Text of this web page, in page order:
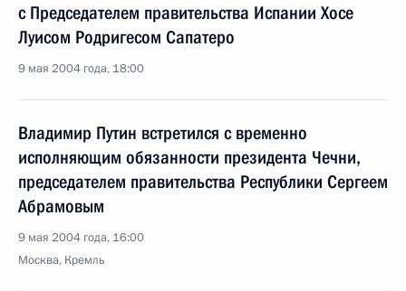
с Председателем правительства Испании Хосе
Луисом Родригесом Сапатеро
9 мая 2004 года, 18:00
Владимир Путин встретился с временно
исполняющим обязанности президента Чечни,
председателем правительства Республики Сергеем
Абрамовым
9 мая 2004 года, 16:00
Москва, Кремль